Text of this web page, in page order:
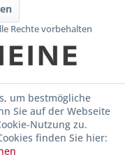
Rechte vorbehalten
um bestmögliche
Sie auf der Webseite
Nutzung zu.
finden Sie hier: